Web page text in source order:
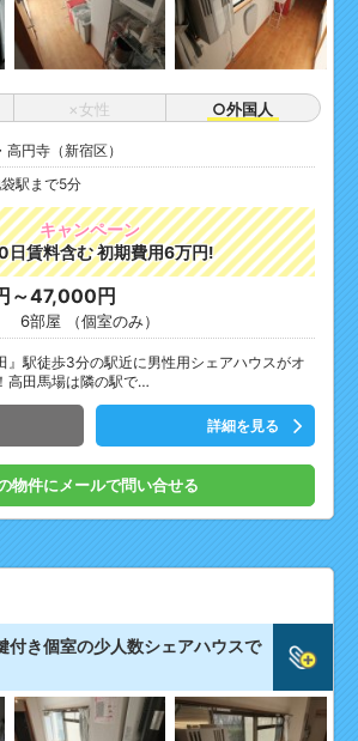
×女性 ○外国人
円寺（新宿区）
駅まで5分
キャンペーン
賃料含む 初期費用6万円!
～47,000円
6部屋 （個室のみ）
』駅徒歩3分の駅近に男性用シェアハウスがオ
高田馬場は隣の駅で…
詳細を見る
物件にメールで問い合せる
付き個室の少人数シェアハウスで